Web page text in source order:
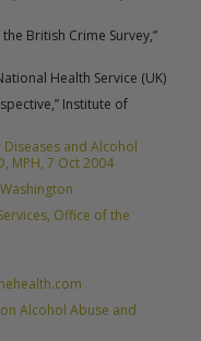
British Crime Survey,”
Health Service (UK)
Institute of
and Alcohol
MPH, 7 Oct 2004
Office of the
Alcohol Abuse and